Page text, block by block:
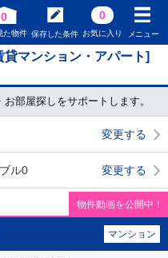
0
た物件 保存した条件
0
お気に入り メニュー
マンション・アパート]
部屋探しをサポートします。
変更する
ル0 変更する
物件動画を公開中！
マンション